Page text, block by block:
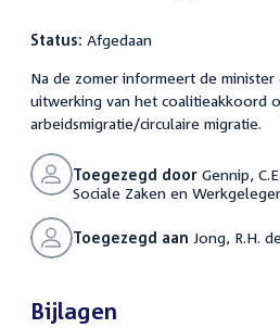
Status: Afgedaan
Na de zomer informeert de minister
uitwerking van het coalitieakkoord
arbeidsmigratie/circulaire migratie.
Toegezegd doorGennip,
Sociale Zaken en
Toegezegd aan Jong, R.H.
Bijlagen